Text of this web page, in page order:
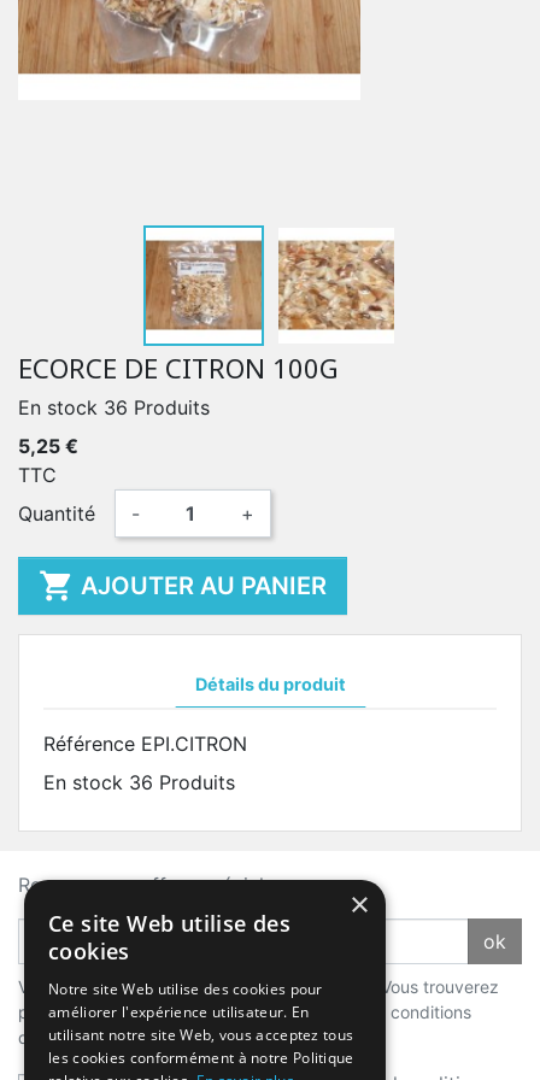
ECORCE DE CITRON 100G
En stock 36 Produits
5,25 €
TTC
Quantité
- +
 AJOUTER AU PANIER
Détails du produit
Référence EPI.CITRON
En stock 36 Produits
Recevez nos offres spéciales
ok
Vous pouvez vous désinscrire à tout moment. Vous trouverez
pour cela nos informations de contact dans les conditions
d'utilisation du site.
×
Ce site Web utilise des
cookies
Notre site Web utilise des cookies pour
améliorer l'expérience utilisateur. En
utilisant notre site Web, vous acceptez tous
les cookies conformément à notre Politique